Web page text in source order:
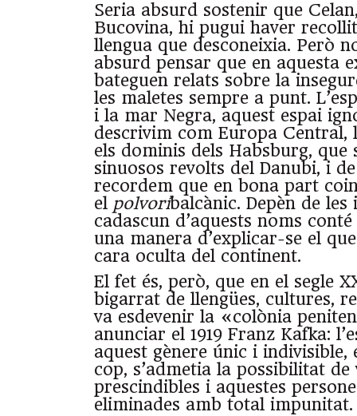
Seria absurd sostenir que
Bucovina, hi pugui haver
llengua que desconeixia. Però
absurd pensar que en aquesta
bateguen relats sobre la
les maletes sempre a punt.
i la mar Negra, aquest espai
descrivim com Europa Central,
els dominis dels Habsburg, que
sinuosos revolts del Danubi, i
recordem que en bona part
el polvoríbalcànic. Depèn de les
cadascun d’aquests noms
una manera d’explicar-se el
cara oculta del continent.
El fet és, però, que en el segle
bigarrat de llengües, cultures,
va esdevenir la «colònia
anunciar el 1919 Franz Kafka:
aquest gènere únic i indivisible,
cop, s’admetia la possibilitat de
prescindibles i aquestes
eliminades amb total impunitat.